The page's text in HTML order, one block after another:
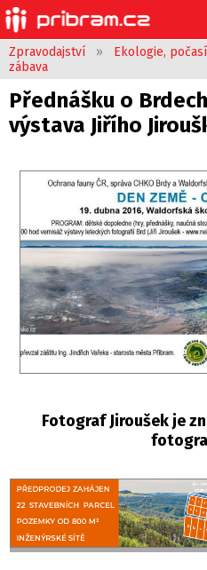
Zpravodajství » Ekologie,
zábava
Přednášku o
výstava Jiřího
Fotograf Jiroušek je